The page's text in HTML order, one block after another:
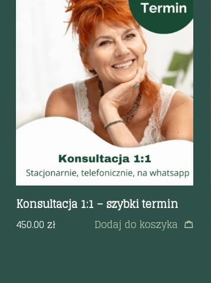
Szybki podgląd
Konsultacja 1:1 – szybki termin
450.00 zł Dodaj do koszyka